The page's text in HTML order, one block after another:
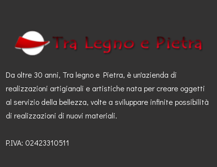
Da oltre 30 anni, Tra legno e Pietra, è un'azienda di
realizzazioni artigianali e artistiche nata per creare oggetti
al servizio della bellezza, volte a sviluppare infinite possibilità
di realizzazioni di nuovi materiali.
P.IVA: 02423310511